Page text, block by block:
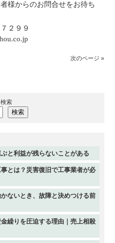
様からのお問合せをお待ち
２９９
次のページ »
検索
検索
と利益が残らないことがある
とは？災害復旧で工事業者が必
ないとき、故障と決めつける前
繰りを圧迫する理由｜売上相殺